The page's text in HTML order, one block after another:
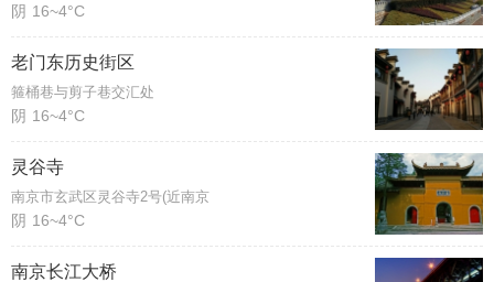
阴 16~4°C
老门东历史街区
箍桶巷与剪子巷交汇处
阴 16~4°C
灵谷寺
南京市玄武区灵谷寺2号(近南京
阴 16~4°C
南京长江大桥